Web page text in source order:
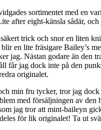
sortimentet med en
after eight-känsla sådär, och
trick och snor en liten
en lite fräsigare Bailey’s
jag. Nästan godare än den
får jag dock inte på den
originalet.
min fru tycker, tror jag
med försäljningen av den
jag tror att mint-baileyn
för lik originalet! Ta ut